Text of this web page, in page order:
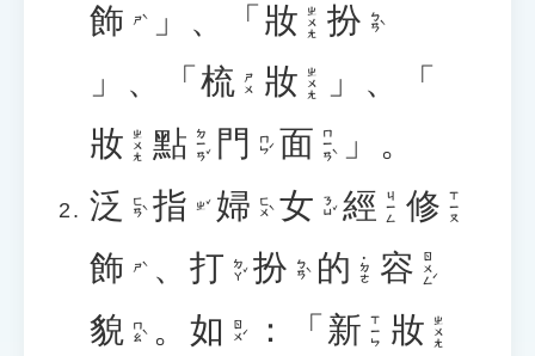
飾 ㄕˋ 」、「 妝 ㄓㄨㄤ 扮 ㄅㄢˋ
」、「 梳 ㄕㄨ 妝 ㄓㄨㄤ
」、「
妝 ㄓㄨㄤ 點 ㄉㄧㄢˇ 門 ㄇㄣˊ 面 ㄇㄧㄢˋ
」。
泛 ㄈㄢˋ 指 ㄓˇ 婦 ㄈㄨˋ 女 ㄋㄩˇ 經 ㄐㄧㄥ 修 ㄒㄧㄡ
飾 ㄕˋ 、 打 ㄉㄚˇ 扮 ㄅㄢˋ 的 ˙ㄉㄜ 容 ㄖㄨㄥˊ
貌 ㄇㄠˋ 。 如 ㄖㄨˊ ：「 新 ㄒㄧㄣ 妝 ㄓㄨㄤ